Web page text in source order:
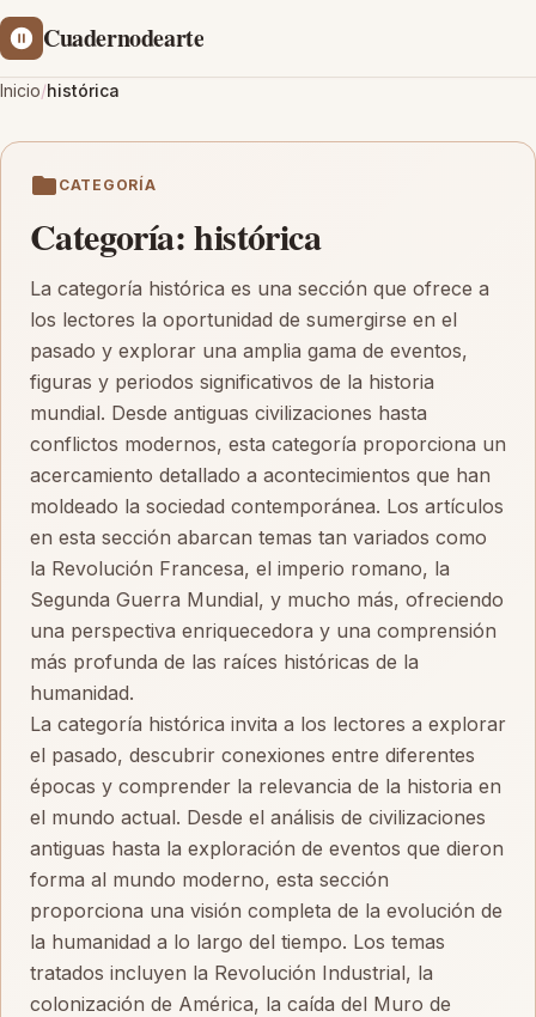
Cuadernodearte
Inicio/histórica
CATEGORÍA
Categoría:histórica
La categoría histórica es una sección que ofrece a
los lectores la oportunidad de sumergirse en el
pasado y explorar una amplia gama de eventos,
figuras y periodos significativos de la historia
mundial. Desde antiguas civilizaciones hasta
conflictos modernos, esta categoría proporciona un
acercamiento detallado a acontecimientos que han
moldeado la sociedad contemporánea. Los artículos
en esta sección abarcan temas tan variados como
la Revolución Francesa, el imperio romano, la
Segunda Guerra Mundial, y mucho más, ofreciendo
una perspectiva enriquecedora y una comprensión
más profunda de las raíces históricas de la
humanidad.
La categoría histórica invita a los lectores a explorar
el pasado, descubrir conexiones entre diferentes
épocas y comprender la relevancia de la historia en
el mundo actual. Desde el análisis de civilizaciones
antiguas hasta la exploración de eventos que dieron
forma al mundo moderno, esta sección
proporciona una visión completa de la evolución de
la humanidad a lo largo del tiempo. Los temas
tratados incluyen la Revolución Industrial, la
colonización de América, la caída del Muro de